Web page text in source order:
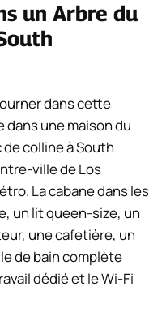
un Arbre du
dans cette
dans une maison du
colline à South
ville de Los
La cabane dans les
un lit queen-size, un
une cafetière, un
de bain complète
dédié et le Wi-Fi